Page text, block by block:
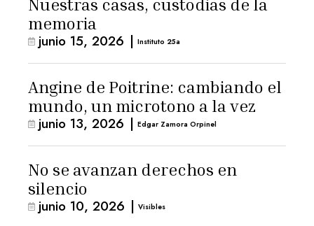
Nuestras casas, custodias de la
memoria
junio 15, 2026 | Instituto 25a
Angine de Poitrine: cambiando el
mundo, un microtono a la vez
junio 13, 2026 | Edgar Zamora Orpinel
No se avanzan derechos en
silencio
junio 10, 2026 | Visibles